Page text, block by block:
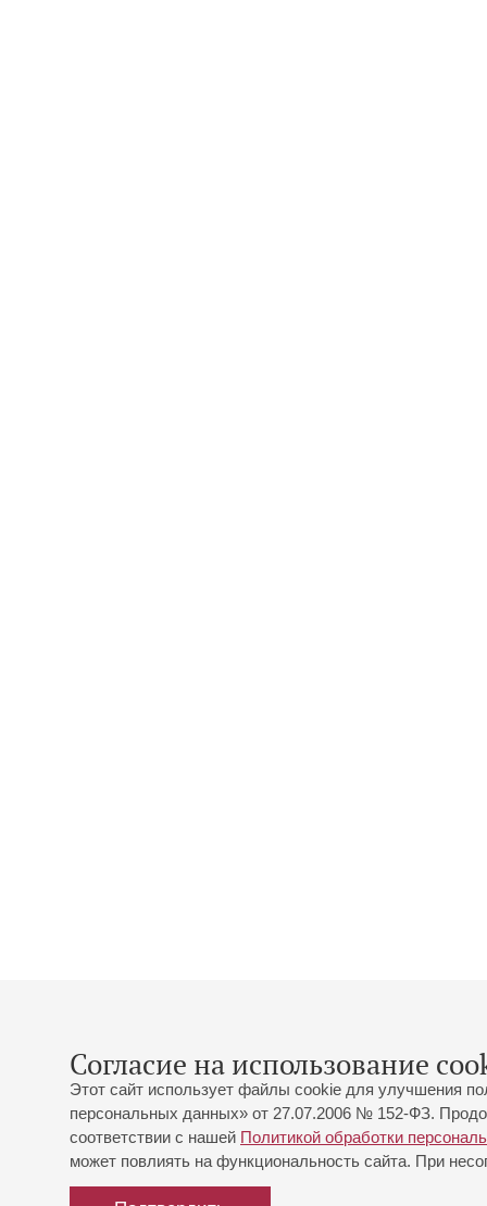
Согласие на использование
Этот сайт использует файлы cookie для улучшения
персональных данных» от 27.07.2006 № 152-ФЗ.
соответствии с нашей Политикой обработки
может повлиять на функциональность сайта. При